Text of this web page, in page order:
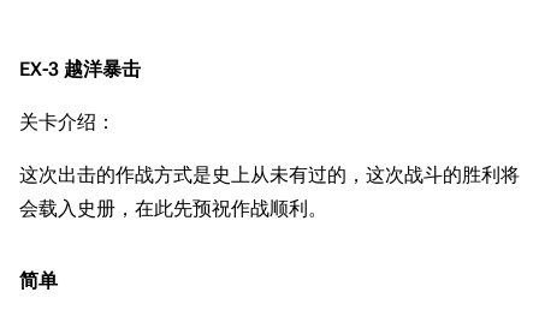
EX-3 越洋暴击
关卡介绍：
这次出击的作战方式是史上从未有过的，这次战斗的胜利将
会载入史册，在此先预祝作战顺利。
简单